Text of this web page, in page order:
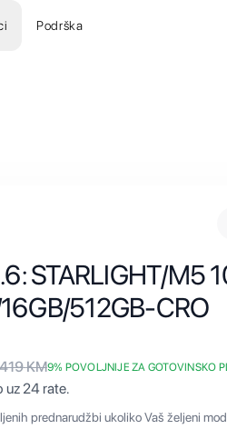
Podrška
STARLIGHT/M5
512GB-CRO
KM9% POVOLJNIJE ZA GOTOVINSKO
uz 24 rate.
prednarudžbi ukoliko Vaš željeni